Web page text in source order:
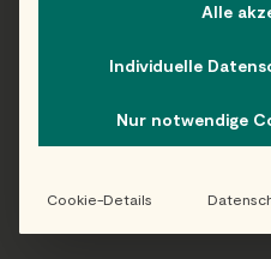
Folge uns auf
Alle
Individuelle
Nur notwendige
Cookie-Details